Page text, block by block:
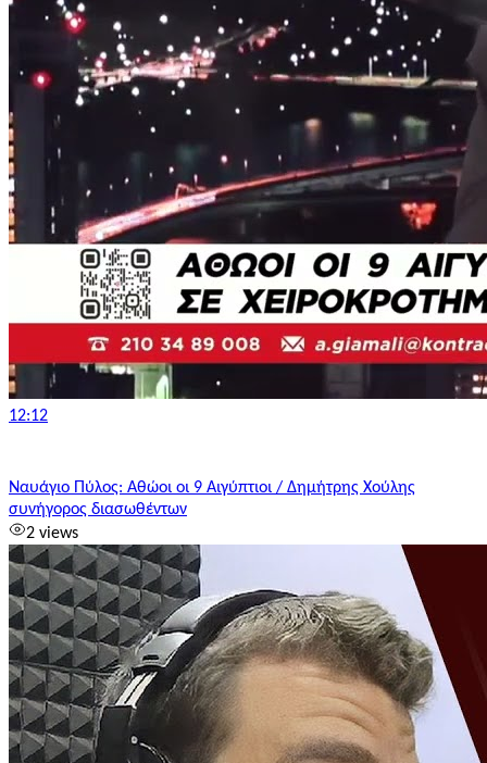
12:12
Ναυάγιο Πύλος: Αθώοι οι 9 Αιγύπτιοι / Δημήτρης Χούλης
συνήγορος διασωθέντων
2 views